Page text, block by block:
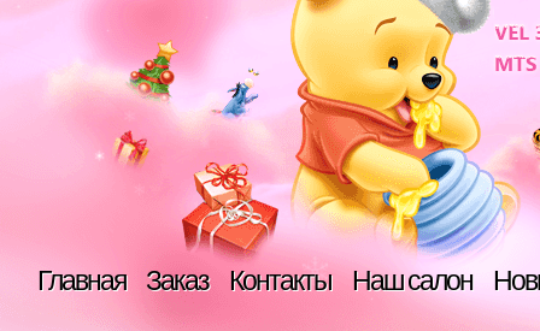
Главная Заказ Контакты Наш салон